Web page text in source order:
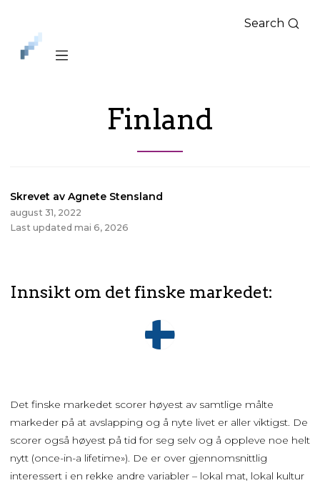
iLag
Nord
Norge
Search
Finland
Skrevet av Agnete Stensland
august 31, 2022
Last updated mai 6, 2026
Innsikt om det finske markedet:
Det finske markedet scorer høyest av samtlige målte
markeder på at avslapping og å nyte livet er aller viktigst. De
scorer også høyest på tid for seg selv og å oppleve noe helt
nytt (once-in-a lifetime»). De er over gjennomsnittlig
interessert i en rekke andre variabler – lokal mat, lokal kultur